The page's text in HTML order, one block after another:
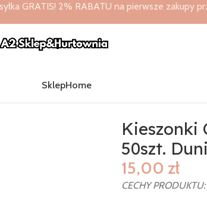
GRATIS! 2% RABATU na pierwsze zakupy
SklepHome
Kieszonki
50szt. Duni
15,00 zł
CECHY PRODUKTU: